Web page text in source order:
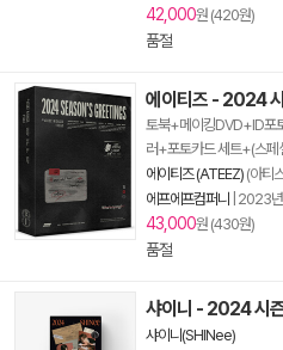
42,000원 (420원)
품절
에이티즈 - 2024
토북+메이킹DVD+ID포
러+포토카드 세트+(스페
에이티즈 (ATEEZ) (아티
에프에프컴퍼니
2023
43,000원 (430원)
품절
샤이니 - 2024 시
샤이니(SHINee)